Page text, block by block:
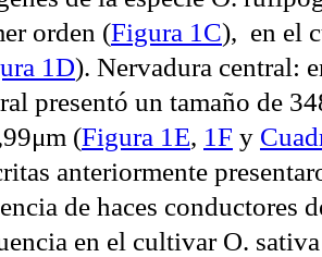
orden (Figura 1C), en el
1D). Nervadura central:
presentó un tamaño de
(Figura 1E, 1F y
anteriormente
de haces conductores
en el cultivar O.